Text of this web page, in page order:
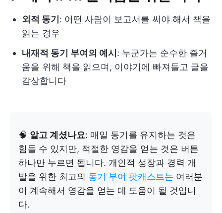
외적 동기 : 어떤 사람이 보고서를 써야 해서 책을
읽는 경우
내재적 동기 부여의 예시 : 누군가는 순수한 즐거
움을 위해 책을 읽으며, 이야기에 빠져들고 글을
감상합니다
🧠 알고 계셨나요: 매일 동기를 유지하는 것은
힘들 수 있지만, 적절한 영감을 얻는 것은 버튼
하나만 누르면 됩니다. 개인적 성장과 경력 개
발을 위한 최고의 동기 부여 팟캐스트는 여러분
이 계속해서 영감을 얻는 데 도움이 될 것입니
다.